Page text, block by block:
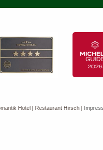
Hotel | Restaurant Hirsch|